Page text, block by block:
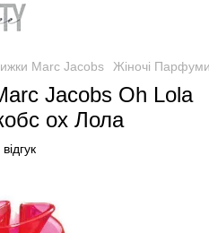
Marc Jacobs Жіночі
Jacobs Oh Lola
ох Лола